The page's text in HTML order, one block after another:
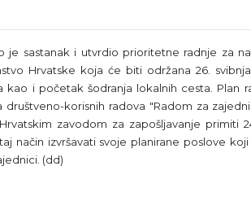
je sastanak i utvrdio prioritetne radnje za
Hrvatske koja će biti održana 26.
kao i početak šodranja lokalnih cesta. Plan
korisnih radova "Radom za
zavodom za zapošljavanje primiti
način izvršavati svoje planirane poslove
(dd)